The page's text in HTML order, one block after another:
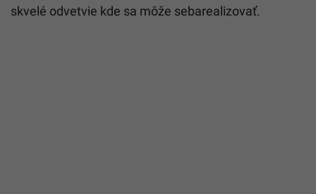
skvelé odvetvie kde sa môže sebarealizovať.